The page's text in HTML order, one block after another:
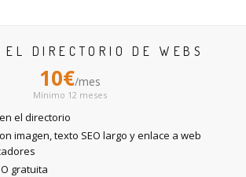
EL DIRECTORIO DE WEBS
10€/mes
Mínimo 12 meses
el directorio
imagen, texto SEO largo y enlace a web
gratuita